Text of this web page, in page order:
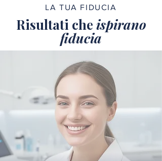
LA TUA FIDUCIA
Risultati che ispirano
fiducia